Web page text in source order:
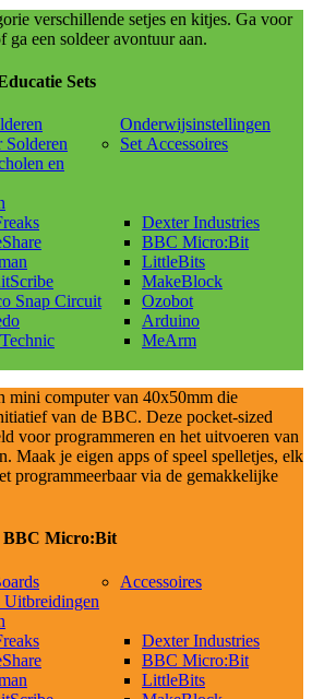
verschillende setjes en kitjes. Ga voor
ga een soldeer avontuur aan.
Sets
en
Onderwijsinstellingen
Set Accessoires
Snap Circuit
Dexter Industries
BBC Micro:Bit
LittleBits
MakeBlock
Ozobot
Arduino
MeArm
mini computer van 40x50mm die
van de BBC. Deze pocket-sized
voor programmeren en het uitvoeren van
Maak je eigen apps of speel spelletjes, elk
programmeerbaar via de gemakkelijke
BBC Micro:Bit
Uitbreidingen
Accessoires
Dexter Industries
BBC Micro:Bit
LittleBits